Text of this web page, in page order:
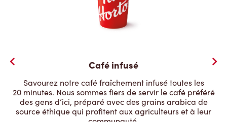
Café infusé
Savourez notre café fraîchement infusé toutes les
20 minutes. Nous sommes fiers de servir le café préféré
des gens d’ici, préparé avec des grains arabica de
source éthique qui profitent aux agriculteurs et à leur